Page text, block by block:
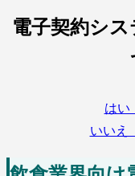
電子契約シ
はい
いいえ